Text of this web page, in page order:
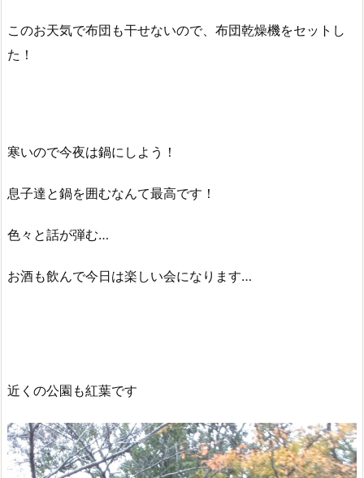
このお天気で布団も干せないので、布団乾燥機をセットし
た！
寒いので今夜は鍋にしよう！
息子達と鍋を囲むなんて最高です！
色々と話が弾む…
お酒も飲んで今日は楽しい会になります…
近くの公園も紅葉です